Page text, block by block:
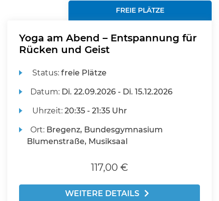
FREIE PLÄTZE
Yoga am Abend – Entspannung für
Rücken und Geist
Status:freie Plätze
Datum: Di. 22.09.2026 - Di. 15.12.2026
Uhrzeit:20:35 - 21:35 Uhr
Ort: Bregenz, Bundesgymnasium
Blumenstraße, Musiksaal
117,00 €
WEITERE DETAILS